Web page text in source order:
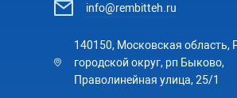
info@rembitteh.ru
140150, Московская область,
городской округ, рп Быково,
Праволинейная улица, 25/1